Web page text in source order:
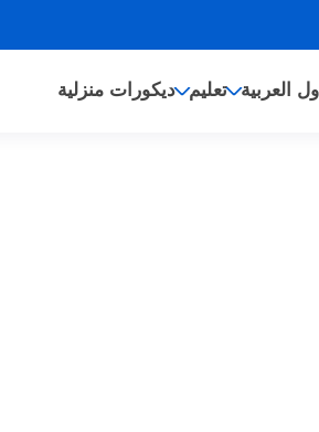
العربية تعليم ديكورات منزلية